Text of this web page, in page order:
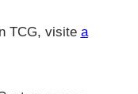
TCG, visite a